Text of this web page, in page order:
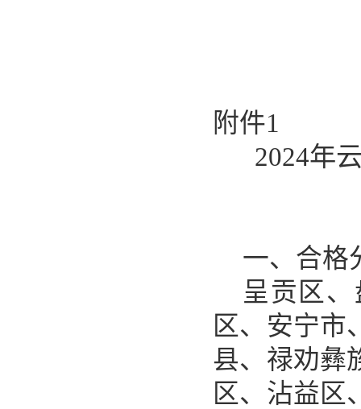
附件1
2024年
一、合格
呈贡区
区、安宁市
县、禄劝彝
区、沾益区